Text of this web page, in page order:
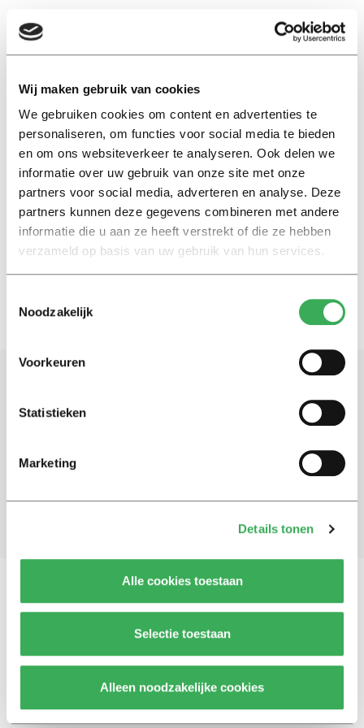
Wij maken gebruik van cookies
We gebruiken cookies om content en advertenties te
personaliseren, om functies voor social media te bieden
en om ons websiteverkeer te analyseren. Ook delen we
informatie over uw gebruik van onze site met onze
partners voor social media, adverteren en analyse. Deze
partners kunnen deze gegevens combineren met andere
informatie die u aan ze heeft verstrekt of die ze hebben
verzameld op basis van uw gebruik van hun services.
Noodzakelijk
Voorkeuren
Statistieken
Marketing
Details tonen
Alle cookies toestaan
Selectie toestaan
Alleen noodzakelijke cookies
EN
email scam
International
That ‘urgent’ email from your
superior could be a scam,
Tilburg University warns
20 december 2019
Blijf op de hoogte. Meld je aan voor de nieuwsbrief van
Aanmelden
Vragen, opmerkingen of tips?
© 2026 -Over ons Disclaimer Adverteren Werken bij Contact